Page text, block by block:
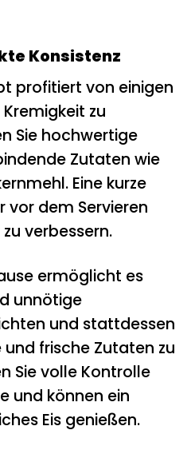
Konsistenz
profitiert von einigen
zu
Sie hochwertige
Zutaten wie
Eine kurze
vor dem Servieren
verbessern.
ermöglicht es
unnötige
und stattdessen
frische Zutaten zu
Sie volle Kontrolle
und können ein
Eis genießen.